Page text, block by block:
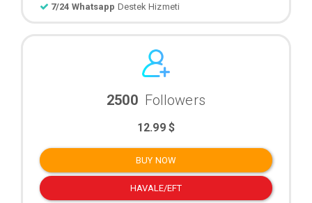
7/24 Whatsapp Destek Hizmeti
2500 Followers
12.99 $
BUY NOW
HAVALE/EFT